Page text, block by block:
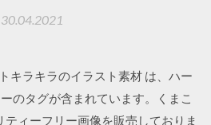
30.04.2021
キラキラのイラスト素材 は、ハー
のタグが含まれています。くまこ
ィーフリー画像を販売しておりま